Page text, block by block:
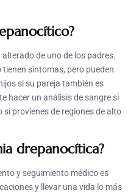
de uno de los padres.
síntomas, pero pueden
si su pareja también es
hacer un análisis de sangre si
provienes de regiones de alto
drepanocítica?
y seguimiento médico es
y llevar una vida lo más